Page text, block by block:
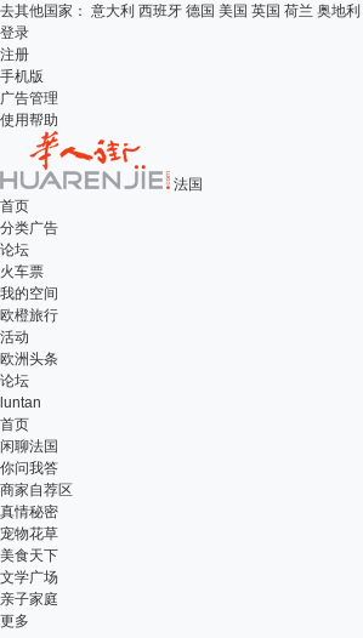
去其他国家： 意大利 西班牙 德国 美国 英国 荷兰 奥地利
登录
注册
手机版
广告管理
使用帮助
法国
首页
分类广告
论坛
火车票
我的空间
欧橙旅行
活动
欧洲头条
论坛
luntan
首页
闲聊法国
你问我答
商家自荐区
真情秘密
宠物花草
美食天下
文学广场
亲子家庭
更多